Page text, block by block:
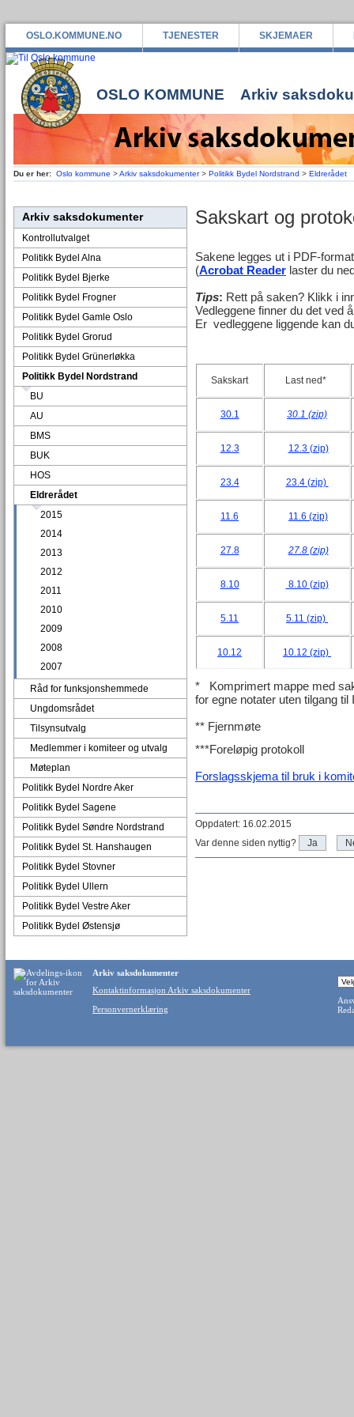
OSLO.KOMMUNE.NO TJENESTER SKJEMAER
OSLO KOMMUNE Arkiv
Du er her: Oslo kommune >Arkiv saksdokumenter> Politikk Bydel Nordstrand > Eldrerådet
Arkiv saksdokumenter
Kontrollutvalget
Politikk Bydel Alna
Politikk Bydel Bjerke
Politikk Bydel Frogner
Politikk Bydel Gamle Oslo
Politikk Bydel Grorud
Politikk Bydel Grünerløkka
Politikk Bydel Nordstrand
BU
AU
BMS
BUK
HOS
Eldrerådet
2015
2014
2013
2012
2011
2010
2009
2008
2007
Råd for funksjonshemmede
Ungdomsrådet
Tilsynsutvalg
Medlemmer i komiteer og utvalg
Møteplan
Politikk Bydel Nordre Aker
Politikk Bydel Sagene
Politikk Bydel Søndre Nordstrand
Politikk Bydel St. Hanshaugen
Politikk Bydel Stovner
Politikk Bydel Ullern
Politikk Bydel Vestre Aker
Politikk Bydel Østensjø
Sakskart og
Sakene legges ut i PDF-
(Acrobat Reader laster du
Tips: Rett på saken? Klikk i
Vedleggene finner du det ved
Er vedleggene liggende kan
Sakskart Last ned*
30.1 30.1 (zip)
12.3 12.3 (zip)
23.4 23.4 (zip)
11.6 11.6 (zip)
27.8 27.8 (zip)
8.10 8.10 (zip)
5.11 5.11 (zip)
10.12 10.12 (zip)
* Komprimert mappe med
for egne notater uten tilgang til
** Fjernmøte
***Foreløpig protokoll
Forslagsskjema til bruk i
Oppdatert: 16.02.2015
Var denne siden nyttig?
Ja
Arkiv saksdokumenter
Kontaktinformasjon Arkiv saksdokumenter
Personvernerklæring